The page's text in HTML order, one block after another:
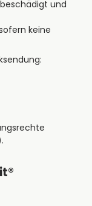
und
keine